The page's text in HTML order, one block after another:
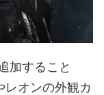
加すること
レオンの外観カ